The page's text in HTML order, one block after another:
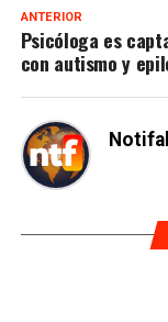
ANTERIOR
Psicóloga es
con autismo y